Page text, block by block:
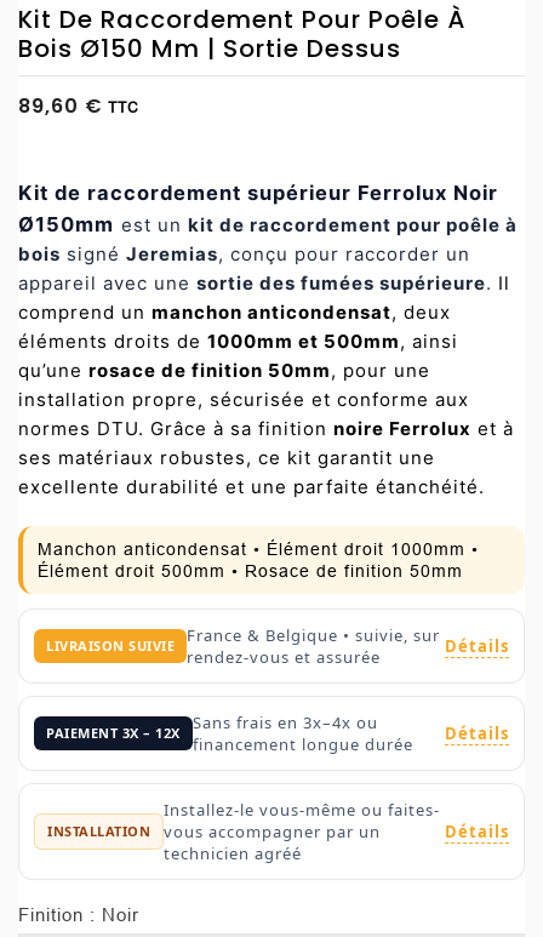
Kit De Raccordement Pour Poêle À
Bois Ø150 Mm | Sortie Dessus
89,60 € TTC
Kit de raccordement supérieur Ferrolux Noir
Ø150mm est un kit de raccordement pour poêle à
bois signé Jeremias, conçu pour raccorder un
appareil avec une sortie des fumées supérieure. Il
comprend un manchon anticondensat, deux
éléments droits de 1000mm et 500mm, ainsi
qu’une rosace de finition 50mm, pour une
installation propre, sécurisée et conforme aux
normes DTU. Grâce à sa finition noire Ferrolux et à
ses matériaux robustes, ce kit garantit une
excellente durabilité et une parfaite étanchéité.
Manchon anticondensat • Élément droit 1000mm •
Élément droit 500mm • Rosace de finition 50mm
LIVRAISON SUIVIE
France & Belgique • suivie, sur
rendez-vous et assurée
Détails
PAIEMENT 3X – 12X
Sans frais en 3x–4x ou
financement longue durée
Détails
INSTALLATION
Installez-le vous-même ou faites-
vous accompagner par un
technicien agréé
Détails
Finition : Noir